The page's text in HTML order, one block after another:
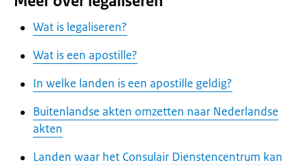
Wat is legaliseren?
Wat is een apostille?
In welke landen is een apostille geldig?
Buitenlandse akten omzetten naar Nederlandse
akten
Landen waar het Consulair Dienstencentrum kan